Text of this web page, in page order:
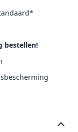
bestellen!